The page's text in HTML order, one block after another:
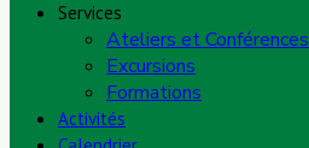
Services
Ateliers et Conférences
Excursions
Formations
Activités